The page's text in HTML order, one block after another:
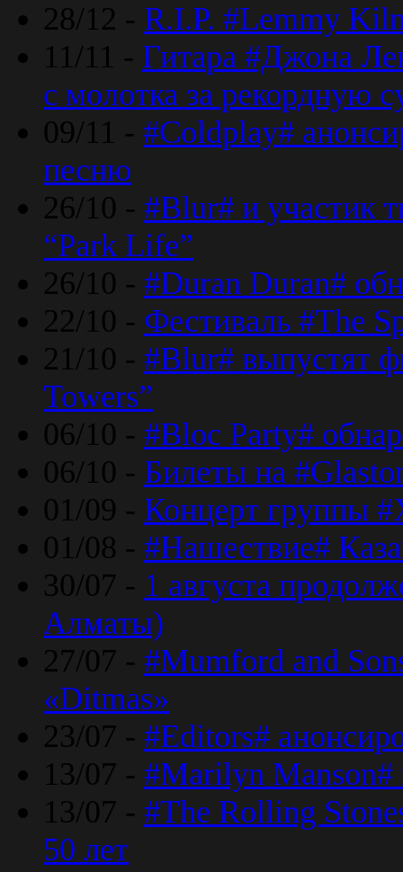
28/12 - R.I.P. #Lemmy
11/11 - Гитара #Джона
с молотка за рекордную
09/11 - #Coldplay#
песню
26/10 - #Blur# и участик
“Park Life”
26/10 - #Duran Duran#
22/10 - Фестиваль #The
21/10 - #Blur# выпустят
Towers”
06/10 - #Bloc Party#
06/10 - Билеты на
01/09 - Концерт группы
01/08 - #Нашествие#
30/07 - 1 августа
Алматы)
27/07 - #Mumford and
«Ditmas»
23/07 - #Editors#
13/07 - #Marilyn Manson#
13/07 - #The Rolling
50 лет